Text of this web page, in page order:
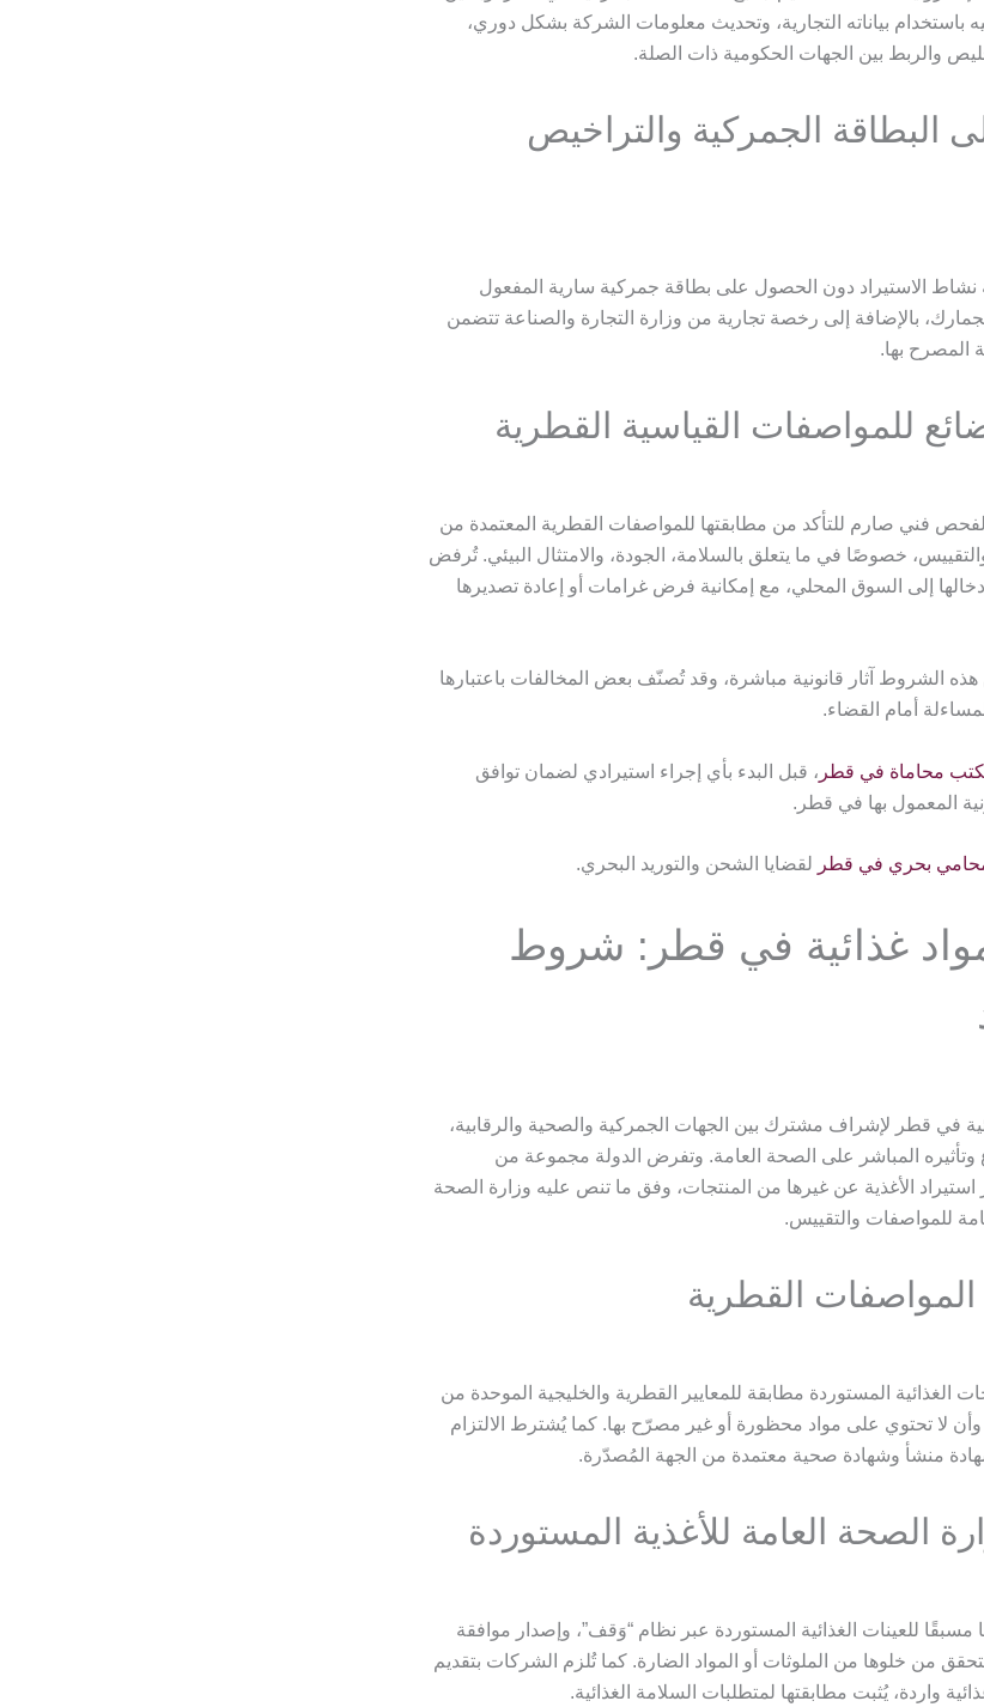
باستخدام بياناته التجارية، وتحديث معلومات الشركة بشكل دوري،
والربط بين الجهات الحكومية ذات الصلة.
البطاقة الجمركية والتراخيص
نشاط الاستيراد دون الحصول على بطاقة جمركية سارية المفعول
بالإضافة إلى رخصة تجارية من وزارة التجارة والصناعة تتضمن
المصرح بها.
فني صارم للتأكد من مطابقتها للمواصفات القطرية المعتمدة من
خصوصًا في ما يتعلق بالسلامة، الجودة، والامتثال البيئي. تُرفض
إلى السوق المحلي، مع إمكانية فرض غرامات أو إعادة تصديرها
الشروط آثار قانونية مباشرة، وقد تُصنّف بعض المخالفات باعتبارها
أمام القضاء.
محاماة في قطر ، قبل البدء بأي إجراء استيرادي لضمان توافق
المعمول بها في قطر.
بحري في قطر لقضايا الشحن والتوريد البحري.
مواد غذائية في قطر: شروط
في قطر لإشراف مشترك بين الجهات الجمركية والصحية والرقابية،
وتأثيره المباشر على الصحة العامة. وتفرض الدولة مجموعة من
استيراد الأغذية عن غيرها من المنتجات، وفق ما تنص عليه وزارة الصحة
للمواصفات والتقييس.
القطرية
الغذائية المستوردة مطابقة للمعايير القطرية والخليجية الموحدة من
لا تحتوي على مواد محظورة أو غير مصرّح بها. كما يُشترط الالتزام
شهادة منشأ وشهادة صحية معتمدة من الجهة المُصدّرة.
الصحة العامة للأغذية المستوردة
للعينات الغذائية المستوردة عبر نظام “وَقف”، وإصدار موافقة
من خلوها من الملوثات أو المواد الضارة. كما تُلزم الشركات بتقديم
واردة، يُثبت مطابقتها لمتطلبات السلامة الغذائية.